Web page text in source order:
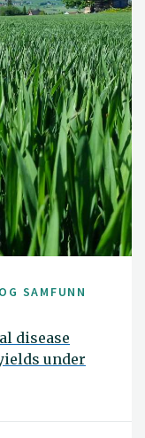
SAMFUNN
disease
under